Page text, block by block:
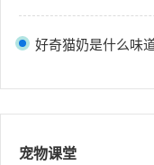
宠物课堂